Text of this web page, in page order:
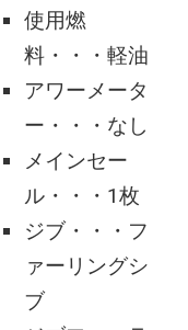
使用燃
料・・・軽油
アワーメータ
ー・・・なし
メインセー
ル・・・1枚
ジブ・・・フ
ァーリングシ
ブ